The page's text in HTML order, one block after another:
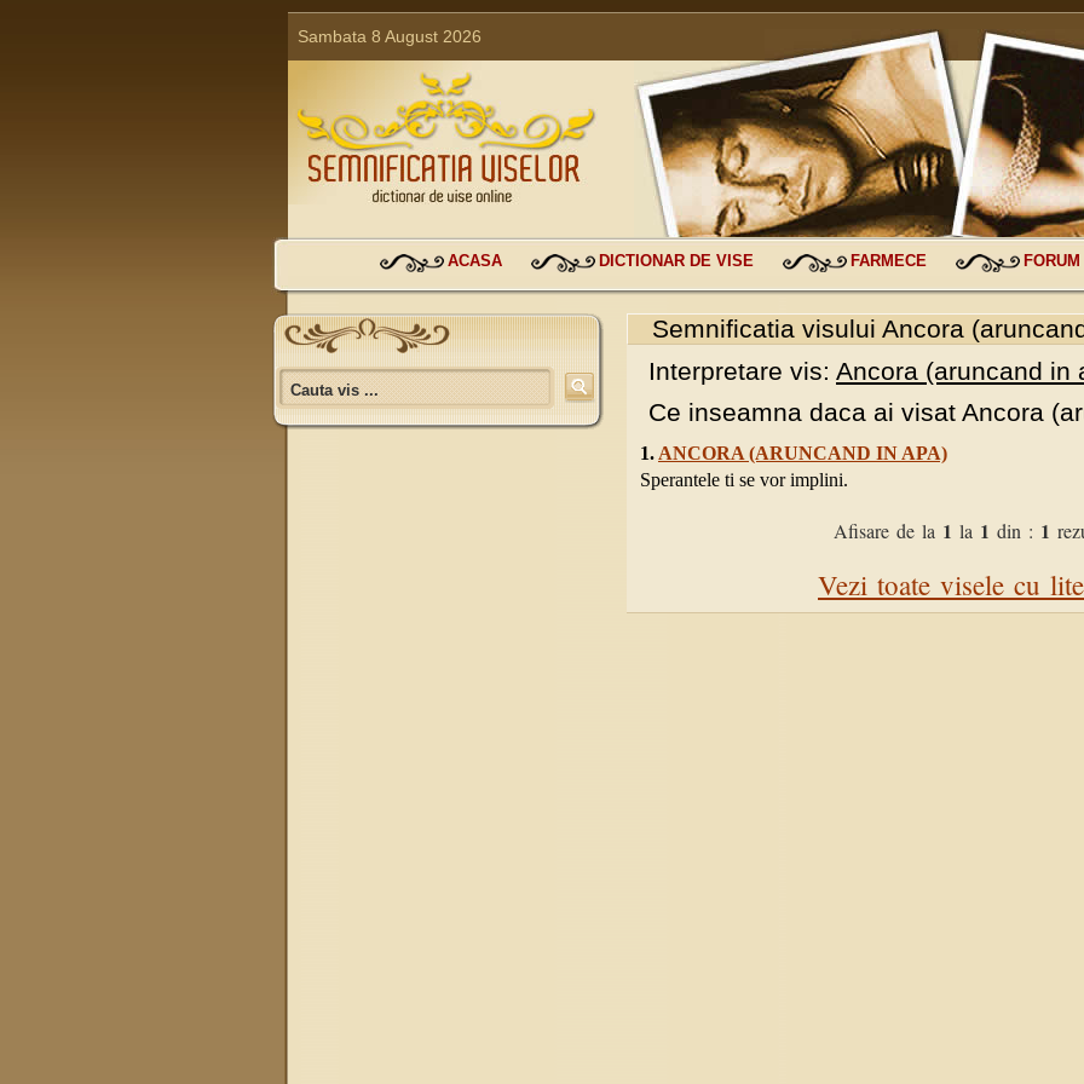
Sambata 8 August 2026
ACASA DICTIONAR DE VISE FARMECE FORUM
Semnificatia visului Ancora
Interpretare vis: Ancora (aruncand in
Ce inseamna daca ai visat Ancora
1. ANCORA (ARUNCAND IN APA)
Sperantele ti se vor implini.
Afisare de la 1 la 1 din : 1
Vezi toate visele cu